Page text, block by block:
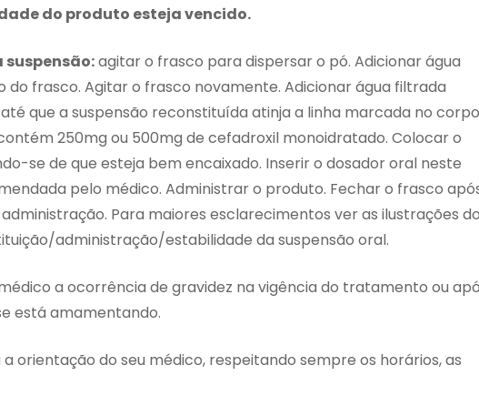
do produto esteja vencido.
suspensão:agitar o frasco para dispersar o pó. Adicionar água
frasco. Agitar o frasco novamente. Adicionar água filtrada
que a suspensão reconstituída atinja a linha marcada no corpo
250mg ou 500mg de cefadroxil monoidratado. Colocar o
se de que esteja bem encaixado. Inserir o dosador oral neste
pelo médico. Administrar o produto. Fechar o frasco
Para maiores esclarecimentos ver as ilustrações do
administração/estabilidade da suspensão oral.
a ocorrência de gravidez na vigência do tratamento ou
está amamentando.
a orientação do seu médico, respeitando sempre os horários, as